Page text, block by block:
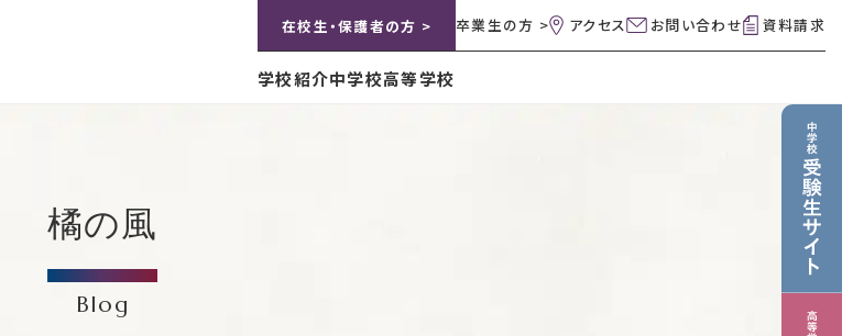
在校生・保護者の方 > 卒業生の方 > アクセス お問い合わせ 資料請求
学校紹介中学校高等学校
橘の風
Blog